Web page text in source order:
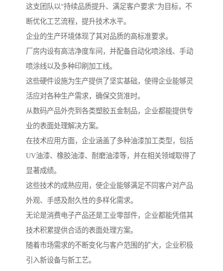
这支团队以“持续品质提升、满足客户要求”为目标，不
断优化工艺流程，提升技术水平。
企业的生产环境体现了其对品质的高标准要求。
厂房内设有高洁净度车间，并配备自动化喷涂线、手动
喷涂线以及多种印刷加工线。
这些硬件设施为生产提供了坚实基础，使得企业能够灵
活应对各种生产需求，确保交货准时。
从数码产品外壳到各类塑胶五金制品，企业都能提供专
业的表面处理解决方案。
在技术应用方面，企业涵盖了多种油漆加工类型，包括
UV油漆、橡胶油漆、耐磨油漆等，并在相关领域取得了
显著成绩。
这些技术的成熟应用，使企业能够满足不同客户对产品
外观、手感及耐久性的多样化需求。
无论是消费电子产品还是工业零部件，企业都能凭借其
技术积累提供合适的表面处理方案。
随着市场需求的不断变化与客户范围的扩大，企业积极
引入新设备与新工艺。